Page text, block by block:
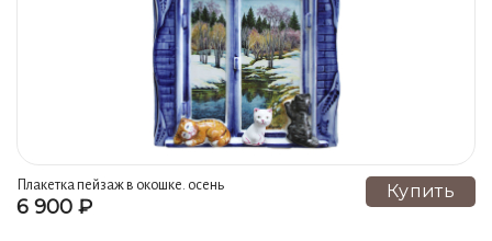
Плакетка пейзаж в окошке. осень
2019
6 900 ₽
Купить